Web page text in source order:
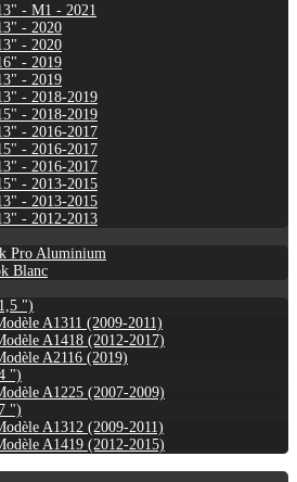
- M1 - 2021
- 2020
- 2020
- 2019
- 2019
- 2018-2019
- 2018-2019
- 2016-2017
- 2016-2017
- 2016-2017
- 2013-2015
- 2013-2015
- 2012-2013
Pro Aluminium
Blanc
")
A1311 (2009-2011)
A1418 (2012-2017)
A2116 (2019)
")
A1225 (2007-2009)
")
A1312 (2009-2011)
A1419 (2012-2015)